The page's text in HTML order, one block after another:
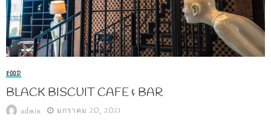
FOOD
BLACK BISCUIT CAFE & BAR
admin มกราคม 20, 2021